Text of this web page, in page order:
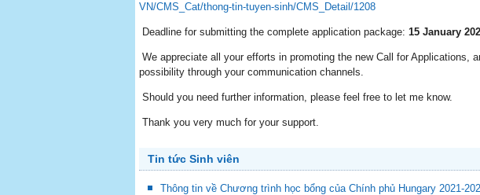
VN/CMS_Cat/thong-tin-tuyen-sinh/CMS_Detail/1208
Deadline for submitting the complete application package: 15 January
We appreciate all your efforts in promoting the new Call for Applications,
possibility through your communication channels.
Should you need further information, please feel free to let me know.
Thank you very much for your support.
Tin tức Sinh viên
Thông tin về Chương trình học bổng của Chính phủ Hungary 2021-